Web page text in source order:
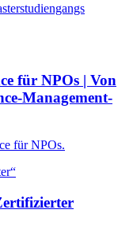
für NPOs | Von
Management-
für NPOs.